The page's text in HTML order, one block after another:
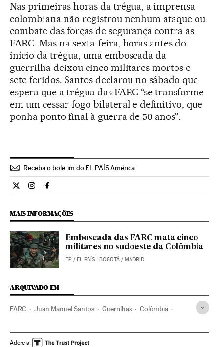
Nas primeiras horas da trégua, a imprensa
colombiana não registrou nenhum ataque ou
combate das forças de segurança contra as
FARC. Mas na sexta-feira, horas antes do
início da trégua, uma emboscada da
guerrilha deixou cinco militares mortos e
sete feridos. Santos declarou no sábado que
espera que a trégua das FARC “se transforme
em um cessar-fogo bilateral e definitivo, que
ponha ponto final à guerra de 50 anos”.
Receba o boletim do EL PAÍS América
Internacional El País Brasil en Twitter
Internacional El País Brasil en Instagram
Internacional El País Brasil en Facebook
MAIS INFORMAÇÕES
Emboscada das FARC mata cinco
militares no sudoeste da Colômbia
EP / EL PAÍS | BOGOTÁ / MADRID
ARQUIVADO EM
FARC Juan Manuel Santos Guerrilhas Colômbia
América Latina Partidos políticos
Adere a